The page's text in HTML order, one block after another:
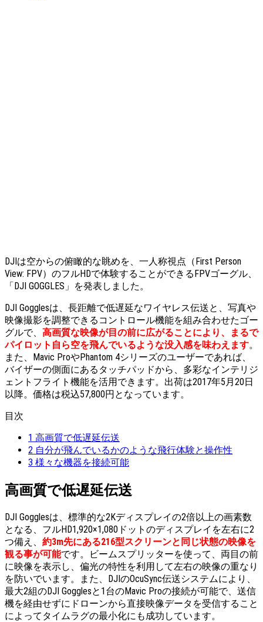
DJIは空からの俯瞰的な眺めを、一人称視点（First Person
View: FPV）のフルHDで体験することができるFPVゴーグル、
「DJI GOGGLES」を発表しました。
DJI Gogglesは、長距離で低遅延なワイヤレス伝送と、写真や
映像撮影を調整できるコントロール機能を組み合わせたゴー
グルで、 高画質な映像が目の前に広がることにより、まるで
パイロット自ら空を飛んでいるような没入感を味わえます。
また、Mavic ProやPhantom 4シリーズのユーザーであれば、
バイザーの側面にあるタッチパッドから、多彩なインテリジ
ェントフライト機能を活用できます。出荷は2017年5月20日
以降。価格は税込57,800円となっています。
目次
1 高画質で低遅延伝送
2 自分が飛んでいるかのような飛行体験と操作性
3 様々な機器を接続可能
高画質で低遅延伝送
DJI Gogglesは、標準的な2Kディスプレイの2倍以上の画素数
となる、フルHD1,920×1,080ドットのディスプレイを左右に2
つ備え、 約3m先にある216型スクリーンと同じ状態の映像を
観る事が可能です。ビームスプリッターを使って、両目の前
に映像を表示し、偏光の特性を利用して左右の映像の重なり
を防いでいます。また、DJIのOcuSync伝送システムにより、
最大2組のDJI Gogglesと1台のMavic Proの接続が可能で、送信
機を経由せずにドローンから直接映像データを受信すること
によってタイムラグの最小化にも成功しています。